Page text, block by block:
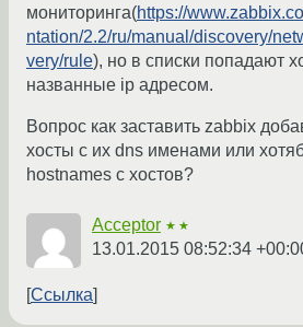
мониторинга(https://
ntation/2.2/ru/manual/discovery/
very/rule), но в списки попадают
названные ip адресом.
Вопрос как заставить zabbix
хосты с их dns именами или
hostnames с хостов?
Acceptor ★★
13.01.2015 08:52:34
Ссылка